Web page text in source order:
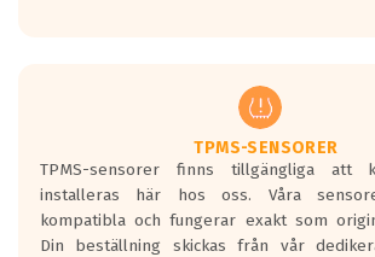
regelverket som introduceras år 2016.
Ett däck med två svarta vågor är redan
godkända för år 2016 nya regelverk.
Ett däck med en svart våg kommer vara
minst tre decibel tystare än det
regelverk som börjar gälla 2016.
TPMS-SENSORER
TPMS-sensorer finns tillgängliga att
installeras här hos oss. Våra
kompatibla och fungerar exakt som
Din beställning skickas från vår